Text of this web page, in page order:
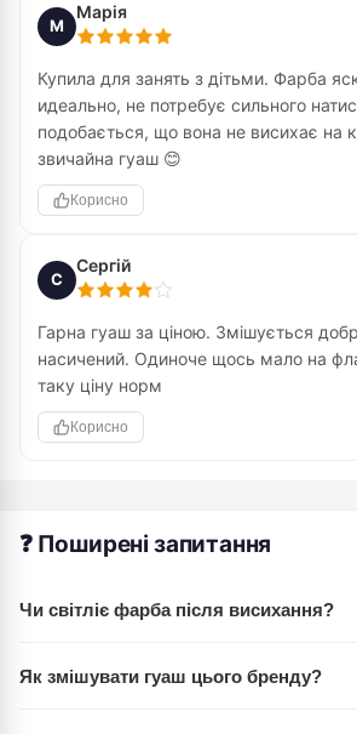
М
Марія
Купила для занять з дітьми. Фарба
идеально, не потребує сильного
подобається, що вона не висихає на
звичайна гуаш 😊
Корисно
С
Сергій
Гарна гуаш за ціною. Змішується
насичений. Одиноче щось мало на
таку ціну норм
Корисно
❓ Поширені запитання
Чи світліє фарба після висихання?
залишаються насиченими й яскравими.
Як змішувати гуаш цього бренду?